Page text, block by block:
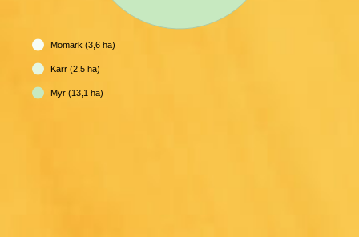
Momark (3,6 ha)
Kärr (2,5 ha)
Myr (13,1 ha)